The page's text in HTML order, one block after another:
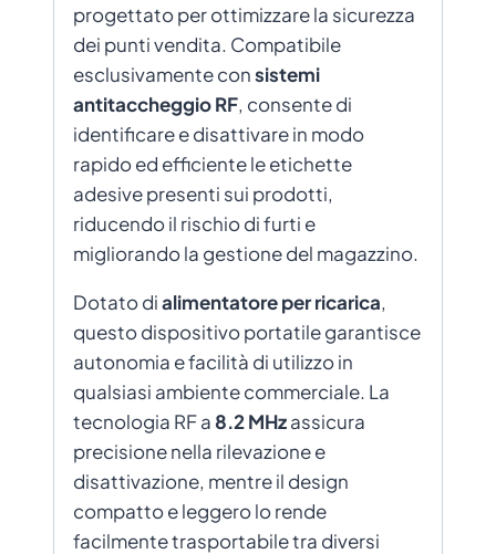
progettato per ottimizzare la sicurezza
dei punti vendita. Compatibile
esclusivamente consistemi
antitaccheggio RF, consente di
identificare e disattivare in modo
rapido ed efficiente le etichette
adesive presenti sui prodotti,
riducendo il rischio di furti e
migliorando la gestione del magazzino.
Dotato dialimentatore per ricarica,
questo dispositivo portatile garantisce
autonomia e facilità di utilizzo in
qualsiasi ambiente commerciale. La
tecnologia RF a 8.2 MHzassicura
precisione nella rilevazione e
disattivazione, mentre il design
compatto e leggero lo rende
facilmente trasportabile tra diversi